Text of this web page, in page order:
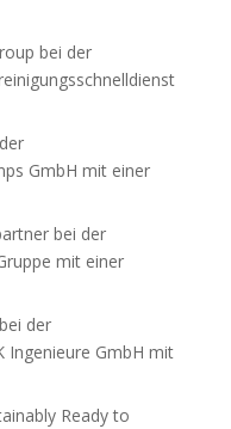
bei der
GmbH mit einer
bei der
mit einer
der
Ingenieure GmbH mit
Ready to